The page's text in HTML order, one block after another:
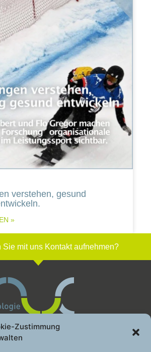
Zustimmung
verstehen, gesund
»
Sie mit uns Kontakt aufnehmen?